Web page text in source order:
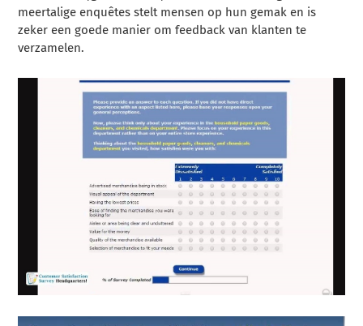
meertalige enquêtes stelt mensen op hun gemak en is
zeker een goede manier om feedback van klanten te
verzamelen.